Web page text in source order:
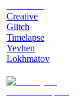
Creative
Glitch
Timelapse
Yevhen
Lokhmatov